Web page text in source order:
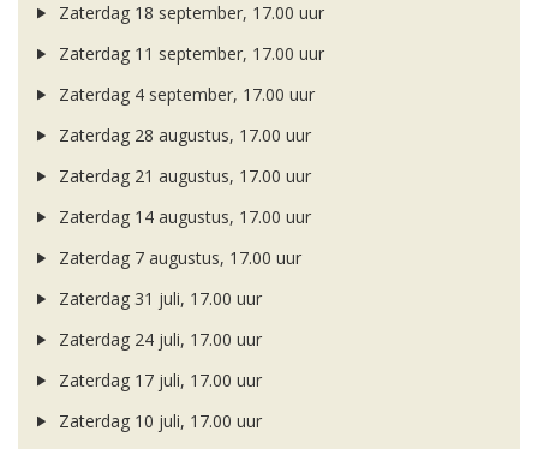
Zaterdag 18 september, 17.00 uur
Zaterdag 11 september, 17.00 uur
Zaterdag 4 september, 17.00 uur
Zaterdag 28 augustus, 17.00 uur
Zaterdag 21 augustus, 17.00 uur
Zaterdag 14 augustus, 17.00 uur
Zaterdag 7 augustus, 17.00 uur
Zaterdag 31 juli, 17.00 uur
Zaterdag 24 juli, 17.00 uur
Zaterdag 17 juli, 17.00 uur
Zaterdag 10 juli, 17.00 uur